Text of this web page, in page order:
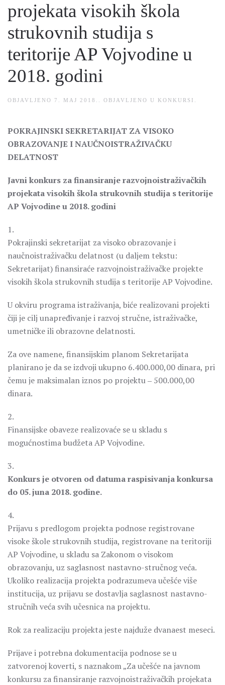
projekata visokih škola
strukovnih studija s
teritorije AP Vojvodine u
2018. godini
OBJAVLJENO 7. MAJ 2018. . OBJAVLJENO U KONKURSI
POKRAJINSKI SEKRETARIJAT ZA VISOKO
OBRAZOVANJE I NAUČNOISTRAŽIVAČKU
DELATNOST
Javni konkurs za finansiranje razvojnoistraživačkih
projekata visokih škola strukovnih studija s teritorije
AP Vojvodine u 2018. godini
1.
Pokrajinski sekretarijat za visoko obrazovanje i
naučnoistraživačku delatnost (u daljem tekstu:
Sekretarijat) finansiraće razvojnoistraživačke projekte
visokih škola strukovnih studija s teritorije AP Vojvodine.
U okviru programa istraživanja, biće realizovani projekti
čiji je cilj unapređivanje i razvoj stručne, istraživačke,
umetničke ili obrazovne delatnosti.
Za ove namene, finansijskim planom Sekretarijata
planirano je da se izdvoji ukupno 6.400.000,00 dinara, pri
čemu je maksimalan iznos po projektu ‒ 500.000,00
dinara.
2.
Finansijske obaveze realizovaće se u skladu s
mogućnostima budžeta AP Vojvodine.
3.
Konkurs je otvoren od datuma raspisivanja konkursa
do 05. juna 2018. godine.
4.
Prijavu s predlogom projekta podnose registrovane
visoke škole strukovnih studija, registrovane na teritoriji
AP Vojvodine, u skladu sa Zakonom o visokom
obrazovanju, uz saglasnost nastavno-stručnog veća.
Ukoliko realizacija projekta podrazumeva učešće više
institucija, uz prijavu se dostavlja saglasnost nastavno-
stručnih veća svih učesnica na projektu.
Rok za realizaciju projekta jeste najduže dvanaest meseci.
Prijave i potrebna dokumentacija podnose se u
zatvorenoj koverti, s naznakom „Za učešće na javnom
konkursu za finansiranje razvojnoistraživačkih projekata